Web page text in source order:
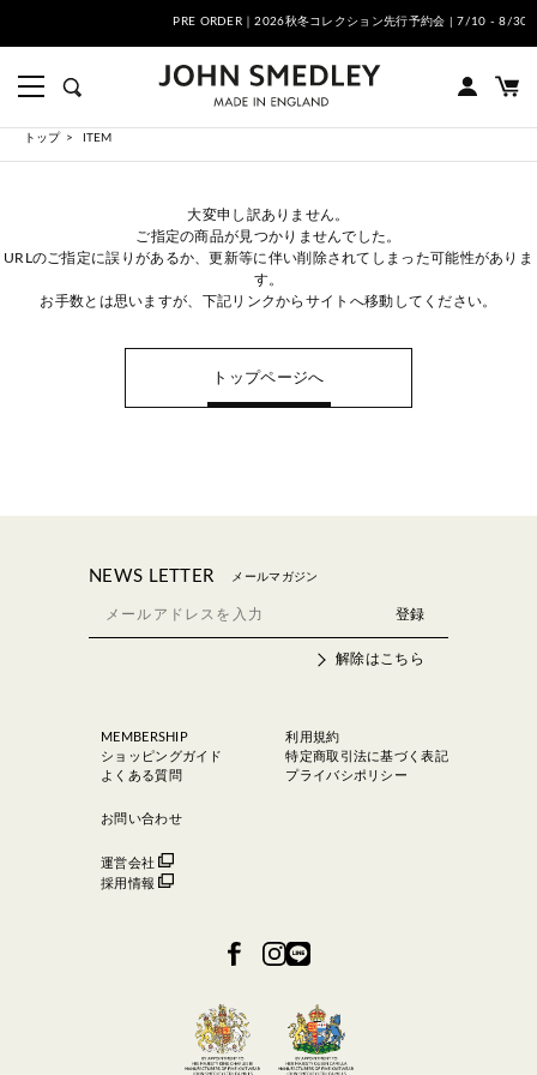
PRE ORDER｜2026秋冬コレクション先行予約会
トップ ITEM
大変申し訳ありません。
ご指定の商品が見つかりませんでした。
URLのご指定に誤りがあるか、更新等に伴い削除されてしまった可能性がありま
す。
お手数とは思いますが、下記リンクからサイトへ移動してください。
トップページへ
NEWS LETTER メールマガジン
解除はこちら
MEMBERSHIP
ショッピングガイド
よくある質問
お問い合わせ
運営会社
採用情報
利用規約
特定商取引法に基づく表記
プライバシポリシー